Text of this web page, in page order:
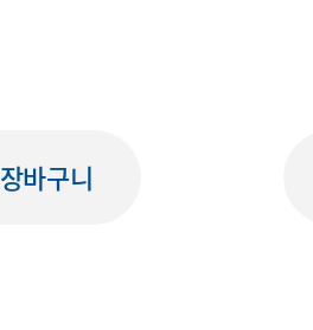
장바구니